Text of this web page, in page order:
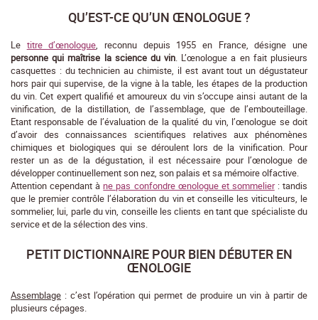
QU’EST-CE QU’UN ŒNOLOGUE ?
Le titre d’œnologue, reconnu depuis 1955 en France, désigne une
personne qui maîtrise la science du vin. L’œnologue a en fait plusieurs
casquettes : du technicien au chimiste, il est avant tout un dégustateur
hors pair qui supervise, de la vigne à la table, les étapes de la production
du vin. Cet expert qualifié et amoureux du vin s’occupe ainsi autant de la
vinification, de la distillation, de l’assemblage, que de l’embouteillage.
Etant responsable de l’évaluation de la qualité du vin, l’œnologue se doit
d’avoir des connaissances scientifiques relatives aux phénomènes
chimiques et biologiques qui se déroulent lors de la vinification. Pour
rester un as de la dégustation, il est nécessaire pour l’œnologue de
développer continuellement son nez, son palais et sa mémoire olfactive.
Attention cependant à ne pas confondre œnologue et sommelier: tandis
que le premier contrôle l’élaboration du vin et conseille les viticulteurs, le
sommelier, lui, parle du vin, conseille les clients en tant que spécialiste du
service et de la sélection des vins.
PETIT DICTIONNAIRE POUR BIEN DÉBUTER EN
ŒNOLOGIE
Assemblage : c’est l’opération qui permet de produire un vin à partir de
plusieurs cépages.